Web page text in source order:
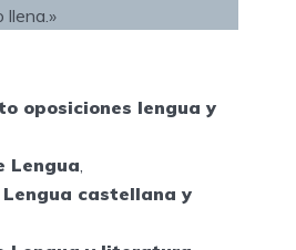
llena.»
oposiciones lengua y
Lengua,
castellana y